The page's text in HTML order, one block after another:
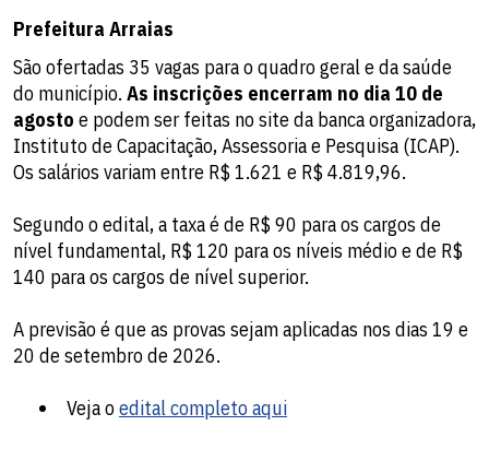
Prefeitura Arraias
São ofertadas 35 vagas para o quadro geral e da saúde
do município. As inscrições encerram no dia 10 de
agosto e podem ser feitas no site da banca organizadora,
Instituto de Capacitação, Assessoria e Pesquisa (ICAP).
Os salários variam entre R$ 1.621 e R$ 4.819,96.
Segundo o edital, a taxa é de R$ 90 para os cargos de
nível fundamental, R$ 120 para os níveis médio e de R$
140 para os cargos de nível superior.
A previsão é que as provas sejam aplicadas nos dias 19 e
20 de setembro de 2026.
Veja oedital completo aqui